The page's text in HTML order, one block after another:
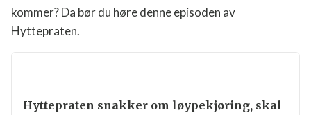
Er du opptatt av langrennsportens fremtid og hva
som skal til for å opprettholde gode skiløyper i årene
som kommer? Da bør du høre denne episoden av